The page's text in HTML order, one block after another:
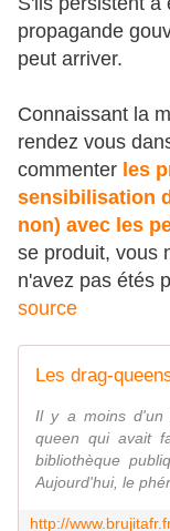
propagande
peut arriver.
Connaissant la
rendez vous
commenter les
sensibilisation
non) avec les
se produit, vous
n'avez pas étés
source
Il y a moins d'un
queen qui avait
bibliothèque
Aujourd'hui, le